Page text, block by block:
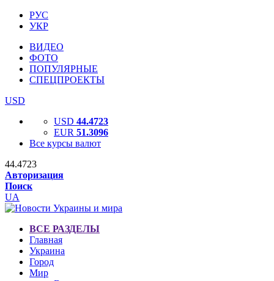
РУС
УКР
ВИДЕО
ФОТО
ПОПУЛЯРНЫЕ
СПЕЦПРОЕКТЫ
USD
USD 44.4723
EUR 51.3096
Все курсы валют
44.4723
Авторизация
Поиск
UA
ВСЕ РАЗДЕЛЫ
Главная
Украина
Город
Мир